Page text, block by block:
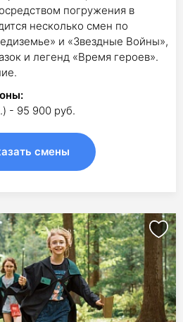
погружения в
несколько смен по
и «Звездные Войны»,
и легенд «Время героев».
- 95 900 руб.
смены